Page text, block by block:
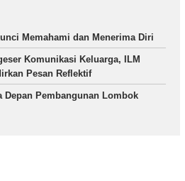
Memahami dan Menerima Diri
Komunikasi Keluarga, ILM
Pesan Reflektif
Depan Pembangunan Lombok